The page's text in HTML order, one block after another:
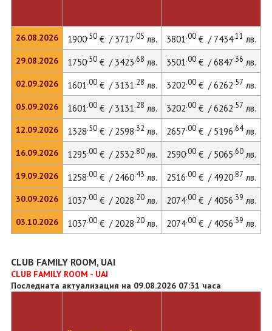
26.08.2026
29.08.2026
02.09.2026
05.09.2026
12.09.2026
16.09.2026
19.09.2026
30.09.2026
03.10.2026
1900.50€ / 3717.05 лв. 3801.00€ / 7434.11 лв.
1750.50€ / 3423.68 лв. 3501.00€ / 6847.36 лв.
1601.00€ / 3131.28 лв. 3202.00€ / 6262.57 лв.
1601.00€ / 3131.28 лв. 3202.00€ / 6262.57 лв.
1328.50€ / 2598.32 лв. 2657.00€ / 5196.64лв.
1295.00€ / 2532.80лв. 2590.00€ / 5065.60лв.
1258.00€ / 2460.43 лв. 2516.00€ / 4920.87 лв.
1037.00€ / 2028.20лв. 2074.00€ / 4056.39 лв.
1037.00€ / 2028.20лв. 2074.00€ / 4056.39 лв.
CLUB FAMILY ROOM, UAI
CLUB FAMILY ROOM - UAI
Последната актуализация на 09.08.2026 07:31 часа